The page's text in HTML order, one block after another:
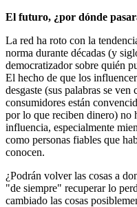
El futuro, ¿por dónde
La red ha roto con la
norma durante décadas (y
democratizador sobre quién
El hecho de que los
desgaste (sus palabras se
consumidores están
por lo que reciben dinero) no
influencia, especialmente
como personas fiables que
conocen.
¿Podrán volver las cosas a
"de siempre" recuperar lo
cambiado las cosas